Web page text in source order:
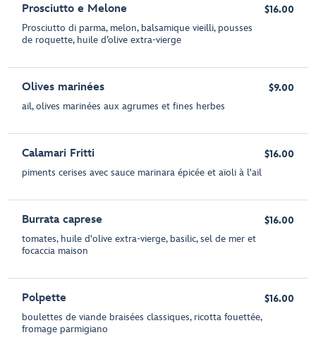
Prosciutto e Melone
Prosciutto di parma, melon, balsamique vieilli, pousses
de roquette, huile d’olive extra-vierge
$16.00
Olives marinées
ail, olives marinées aux agrumes et fines herbes
$9.00
Calamari Fritti
piments cerises avec sauce marinara épicée et aïoli à l'ail
$16.00
Burrata caprese
tomates, huile d'olive extra-vierge, basilic, sel de mer et
focaccia maison
$16.00
Polpette
boulettes de viande braisées classiques, ricotta fouettée,
fromage parmigiano
$16.00